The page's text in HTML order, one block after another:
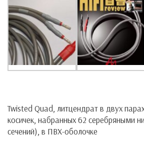
Twisted Quad, литцендрат в двух
косичек, набранных 62 серебряными
сечений), в ПВХ-оболочке